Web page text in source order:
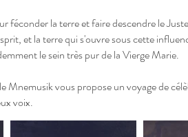
féconder la terre et faire descendre le
et la terre qui s'ouvre sous cette
le sein très pur de la Vierge Marie.
Mnemusik vous propose un voyage de
voix.